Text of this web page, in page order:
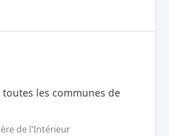
toutes les communes de
de l'Intérieur